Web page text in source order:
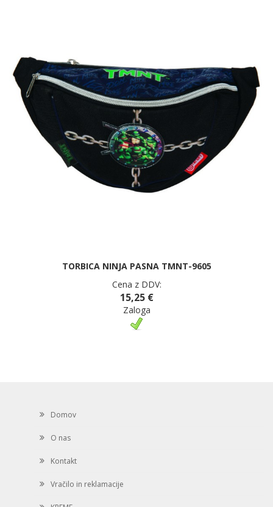
TORBICA NINJA PASNA TMNT-9605
Cena z DDV:
15,25 €
Zaloga
Domov
O nas
Kontakt
Vračilo in reklamacije